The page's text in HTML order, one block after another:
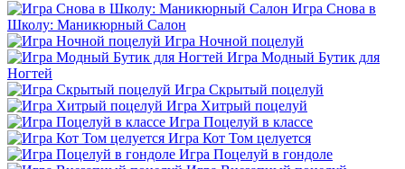
Игра Снова в
Школу: Маникюрный Салон
Игра Ночной поцелуй
Игра Модный Бутик для
Ногтей
Игра Скрытый поцелуй
Игра Хитрый поцелуй
Игра Поцелуй в классе
Игра Кот Том целуется
Игра Поцелуй в гондоле